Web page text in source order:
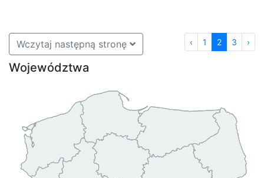
Wczytaj następną stronę ‹ 1 2 3 ›
Województwa